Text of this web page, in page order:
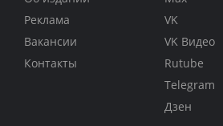
Реклама
Вакансии
Контакты
VK
VK Видео
Rutube
Telegram
Дзен